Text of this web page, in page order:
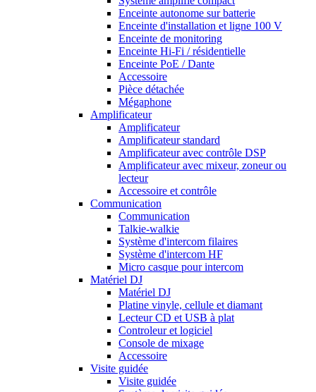
Enceinte autonome sur batterie
Enceinte d'installation et ligne 100 V
Enceinte de monitoring
Enceinte Hi-Fi / résidentielle
Enceinte PoE / Dante
Accessoire
Pièce détachée
Mégaphone
Amplificateur
Amplificateur
Amplificateur standard
Amplificateur avec contrôle DSP
Amplificateur avec mixeur, zoneur ou
lecteur
Accessoire et contrôle
Communication
Communication
Talkie-walkie
Système d'intercom filaires
Système d'intercom HF
Micro casque pour intercom
Matériel DJ
Matériel DJ
Platine vinyle, cellule et diamant
Lecteur CD et USB à plat
Controleur et logiciel
Console de mixage
Accessoire
Visite guidée
Visite guidée